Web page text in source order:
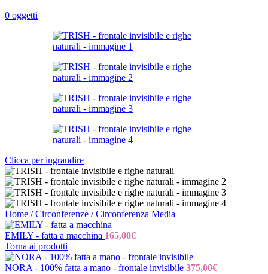
0 oggetti
Clicca per ingrandire
Home / Circonferenze / Circonferenza Media
EMILY - fatta a macchina 165,00€
Torna ai prodotti
NORA - 100% fatta a mano - frontale invisibile 375,00€